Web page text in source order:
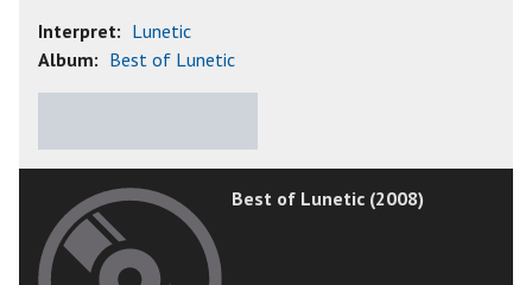
Interpret: Lunetic
Album: Best of Lunetic
Best of Lunetic (2008)